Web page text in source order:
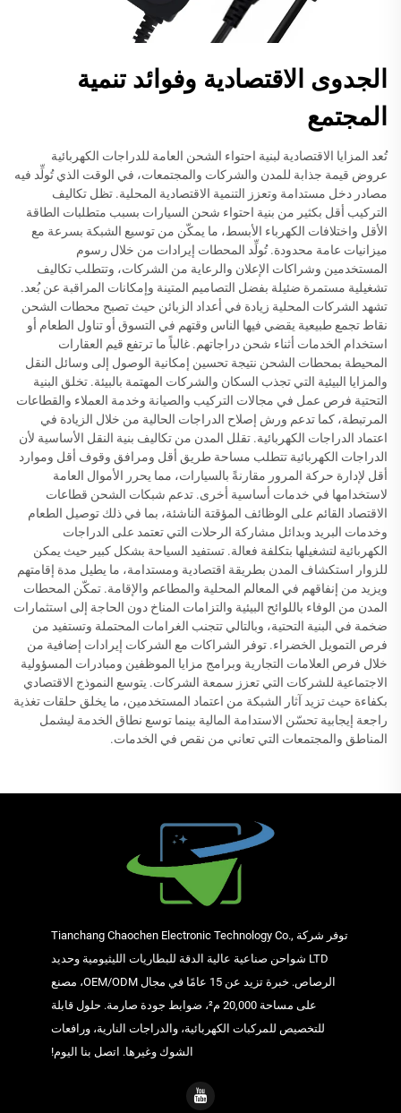
الجدوى الاقتصادية وفوائد تنمية
المجتمع
تُعد المزايا الاقتصادية لبنية احتواء الشحن العامة للدراجات الكهربائية
عروض قيمة جذابة للمدن والشركات والمجتمعات، في الوقت الذي تُولِّد فيه
مصادر دخل مستدامة وتعزز التنمية الاقتصادية المحلية. تظل تكاليف
التركيب أقل بكثير من بنية احتواء شحن السيارات بسبب متطلبات الطاقة
الأقل واختلافات الكهرباء الأبسط، ما يمكّن من توسيع الشبكة بسرعة مع
ميزانيات عامة محدودة. تُولِّد المحطات إيرادات من خلال رسوم
المستخدمين وشراكات الإعلان والرعاية من الشركات، وتتطلب تكاليف
تشغيلية مستمرة ضئيلة بفضل التصاميم المتينة وإمكانات المراقبة عن بُعد.
تشهد الشركات المحلية زيادة في أعداد الزبائن حيث تصبح محطات الشحن
نقاط تجمع طبيعية يقضي فيها الناس وقتهم في التسوق أو تناول الطعام أو
استخدام الخدمات أثناء شحن دراجاتهم. غالباً ما ترتفع قيم العقارات
المحيطة بمحطات الشحن نتيجة تحسين إمكانية الوصول إلى وسائل النقل
والمزايا البيئية التي تجذب السكان والشركات المهتمة بالبيئة. تخلق البنية
التحتية فرص عمل في مجالات التركيب والصيانة وخدمة العملاء والقطاعات
المرتبطة، كما تدعم ورش إصلاح الدراجات الحالية من خلال الزيادة في
اعتماد الدراجات الكهربائية. تقلل المدن من تكاليف بنية النقل الأساسية لأن
الدراجات الكهربائية تتطلب مساحة طريق أقل ومرافق وقوف أقل وموارد
أقل لإدارة حركة المرور مقارنةً بالسيارات، مما يحرر الأموال العامة
لاستخدامها في خدمات أساسية أخرى. تدعم شبكات الشحن قطاعات
الاقتصاد القائم على الوظائف المؤقتة الناشئة، بما في ذلك توصيل الطعام
وخدمات البريد وبدائل مشاركة الرحلات التي تعتمد على الدراجات
الكهربائية لتشغيلها بتكلفة فعالة. تستفيد السياحة بشكل كبير حيث يمكن
للزوار استكشاف المدن بطريقة اقتصادية ومستدامة، ما يطيل مدة إقامتهم
ويزيد من إنفاقهم في المعالم المحلية والمطاعم والإقامة. تمكّن المحطات
المدن من الوفاء باللوائح البيئية والتزامات المناخ دون الحاجة إلى استثمارات
ضخمة في البنية التحتية، وبالتالي تتجنب الغرامات المحتملة وتستفيد من
فرص التمويل الخضراء. توفر الشراكات مع الشركات إيرادات إضافية من
خلال فرص العلامات التجارية وبرامج مزايا الموظفين ومبادرات المسؤولية
الاجتماعية للشركات التي تعزز سمعة الشركات. يتوسع النموذج الاقتصادي
بكفاءة حيث تزيد آثار الشبكة من اعتماد المستخدمين، ما يخلق حلقات تغذية
راجعة إيجابية تحسّن الاستدامة المالية بينما توسع نطاق الخدمة ليشمل
المناطق والمجتمعات التي تعاني من نقص في الخدمات.
توفر شركة Tianchang Chaochen Electronic Technology Co.,
LTD شواحن صناعية عالية الدقة للبطاريات الليثيومية وحديد
الرصاص. خبرة تزيد عن 15 عامًا في مجال OEM/ODM، مصنع
على مساحة 20,000 م²، ضوابط جودة صارمة. حلول قابلة
للتخصيص للمركبات الكهربائية، والدراجات النارية، ورافعات
الشوك وغيرها. اتصل بنا اليوم!